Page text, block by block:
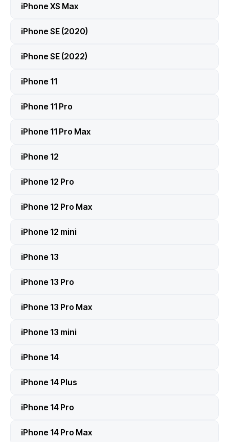
iPhone XS Max
iPhone SE (2020)
iPhone SE (2022)
iPhone 11
iPhone 11 Pro
iPhone 11 Pro Max
iPhone 12
iPhone 12 Pro
iPhone 12 Pro Max
iPhone 12 mini
iPhone 13
iPhone 13 Pro
iPhone 13 Pro Max
iPhone 13 mini
iPhone 14
iPhone 14 Plus
iPhone 14 Pro
iPhone 14 Pro Max